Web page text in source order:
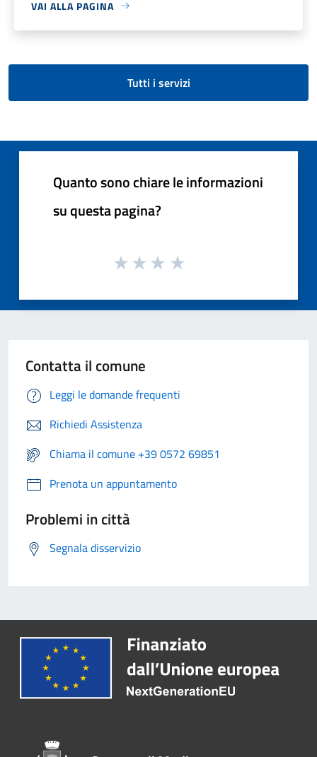
VAI ALLA PAGINA
Tutti i servizi
Quanto sono chiare le informazioni
su questa pagina?
Contatta il comune
Leggi le domande frequenti
Richiedi Assistenza
Chiama il comune +39 0572 69851
Prenota un appuntamento
Problemi in città
Segnala disservizio